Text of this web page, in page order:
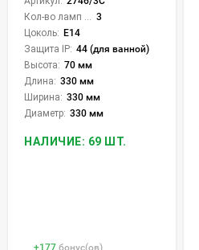
3
Цоколь: E14
Защита IP: 44 (для ванной)
Высота: 70 мм
Длина: 330 мм
Ширина: 330 мм
Диаметр: 330 мм
НАЛИЧИЕ: 69 ШТ.
+177 бонус(ов)